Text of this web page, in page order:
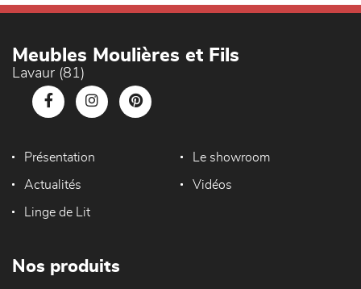
Meubles Moulières et Fils
Lavaur (81)
Présentation Le showroom
Actualités Vidéos
Linge de Lit
Nos produits